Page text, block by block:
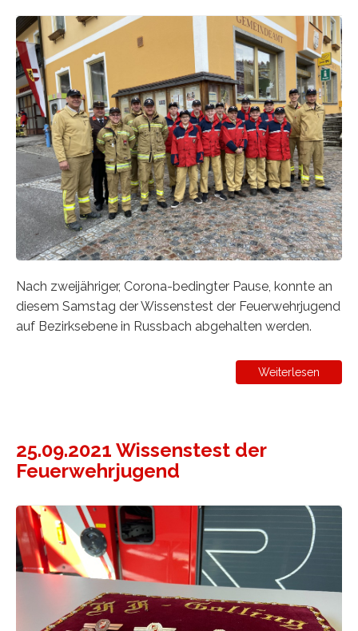
Nach zweijähriger, Corona-bedingter Pause, konnte an
diesem Samstag der Wissenstest der Feuerwehrjugend
auf Bezirksebene in Russbach abgehalten werden.
Weiterlesen
25.09.2021 Wissenstest der
Feuerwehrjugend